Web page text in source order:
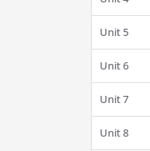
Unit 5
Unit 6
Unit 7
Unit 8